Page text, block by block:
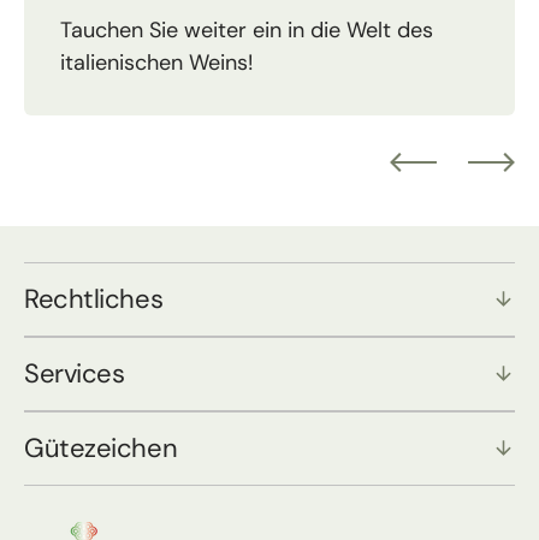
Tauchen Sie weiter ein in die Welt des
italienischen Weins!
Rechtliches
Services
Gütezeichen